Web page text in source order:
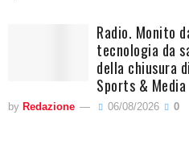
Radio. Monito
tecnologia da
della chiusura
Sports & Media
by Redazione 06/08/2026 0